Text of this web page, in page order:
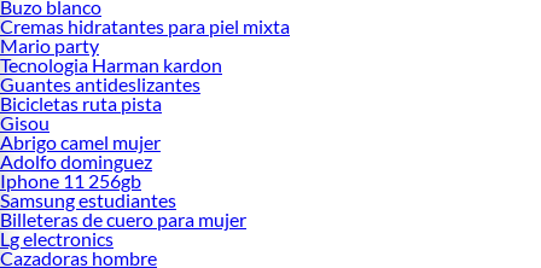
Buzo blanco
Cremas hidratantes para piel mixta
Mario party
Tecnologia Harman kardon
Guantes antideslizantes
Bicicletas ruta pista
Gisou
Abrigo camel mujer
Adolfo dominguez
Iphone 11 256gb
Samsung estudiantes
Billeteras de cuero para mujer
Lg electronics
Cazadoras hombre